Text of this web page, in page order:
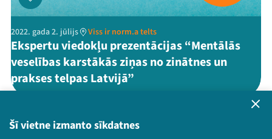
Šī vietne izmanto sīkdatnes
2022. gada 2. jūlijs Viss ir norm.a telts
Ekspertu viedokļu prezentācijas “Mentālās
veselības karstākās ziņas no zinātnes un
prakses telpas Latvijā”